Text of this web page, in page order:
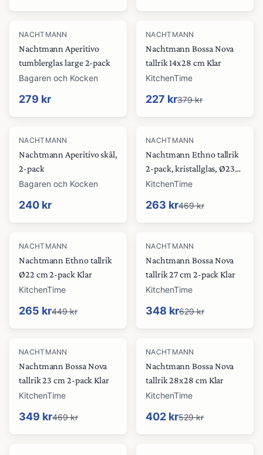
NACHTMANN
Nachtmann Aperitivo
tumblerglas large 2-pack
Bagaren och Kocken
279 kr
-40%
NACHTMANN
Nachtmann Bossa Nova
tallrik 14x28 cm Klar
KitchenTime
227 kr379 kr
NACHTMANN
Nachtmann Aperitivo skål,
2-pack
Bagaren och Kocken
240 kr
-44%
NACHTMANN
Nachtmann Ethno tallrik
2-pack, kristallglas, Ø23
cm
KitchenTime
263 kr469 kr
-41%
NACHTMANN
Nachtmann Ethno tallrik
Ø22 cm 2-pack Klar
KitchenTime
265 kr449 kr
-45%
NACHTMANN
Nachtmann Bossa Nova
tallrik 27 cm 2-pack Klar
KitchenTime
348 kr629 kr
-26%
NACHTMANN
Nachtmann Bossa Nova
tallrik 23 cm 2-pack Klar
KitchenTime
349 kr469 kr
-24%
NACHTMANN
Nachtmann Bossa Nova
tallrik 28x28 cm Klar
KitchenTime
402 kr529 kr